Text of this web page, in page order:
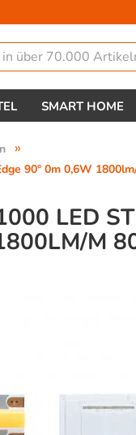
SMART HOME
»
90° 0m 0,6W
LED
M